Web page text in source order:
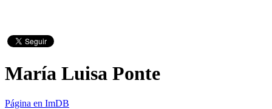
María Luisa Ponte
Página en ImDB